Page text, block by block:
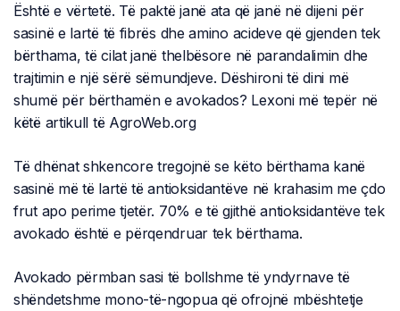
Është e vërtetë. Të paktë janë ata që janë në dijeni për
sasinë e lartë të fibrës dhe amino acideve që gjenden tek
bërthama, të cilat janë thelbësore në parandalimin dhe
trajtimin e një sërë sëmundjeve. Dëshironi të dini më
shumë për bërthamën e avokados? Lexoni më tepër në
këtë artikull të AgroWeb.org
Të dhënat shkencore tregojnë se këto bërthama kanë
sasinë më të lartë të antioksidantëve në krahasim me çdo
frut apo perime tjetër. 70% e të gjithë antioksidantëve tek
avokado është e përqendruar tek bërthama.
Avokado përmban sasi të bollshme të yndyrnave të
shëndetshme mono-të-ngopua që ofrojnë mbështetje